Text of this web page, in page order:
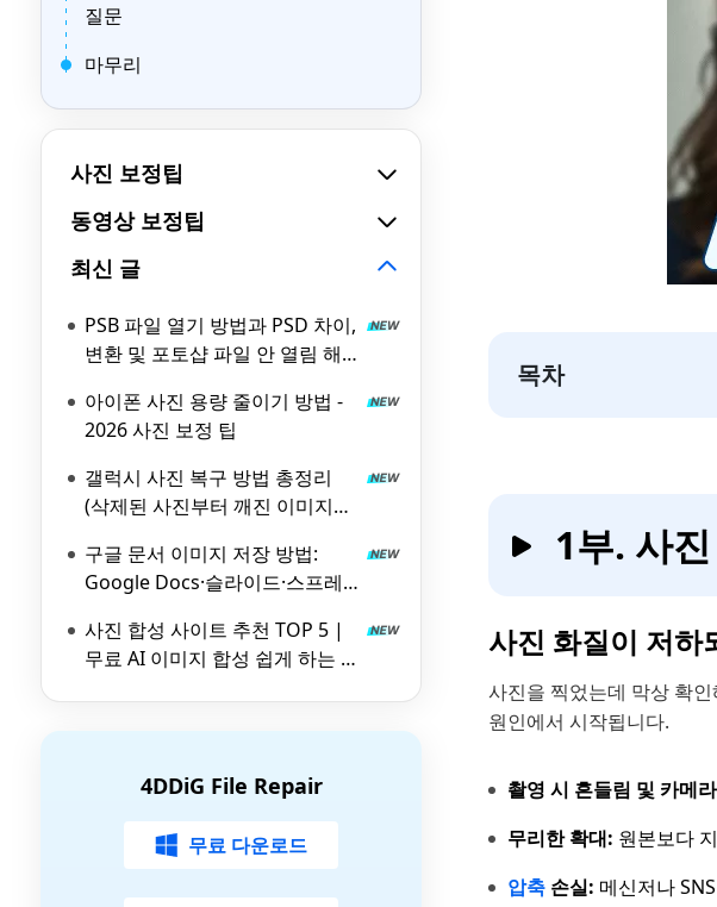
질문
마무리
사진 보정팁
동영상 보정팁
최신 글
PSB 파일 열기 방법과 PSD 차이,
변환 및 포토샵 파일 안 열림 해
아이폰 사진 용량 줄이기 방법 -
2026 사진 보정 팁
갤럭시 사진 복구 방법 총정리
(삭제된 사진부터 깨진 이미지까
구글 문서 이미지 저장 방법:
Google Docs·슬라이드·스프레
사진 합성 사이트 추천 TOP 5 |
무료 AI 이미지 합성 쉽게 하는 방
4DDiG File Repair
무료 다운로드
목차
1부. 사
사진 화질이 저하
사진을 찍었는데 막상 확
원인에서 시작됩니다.
촬영 시 흔들림 및 카메
무리한 확대: 원본보다
압축 손실: 메신저나